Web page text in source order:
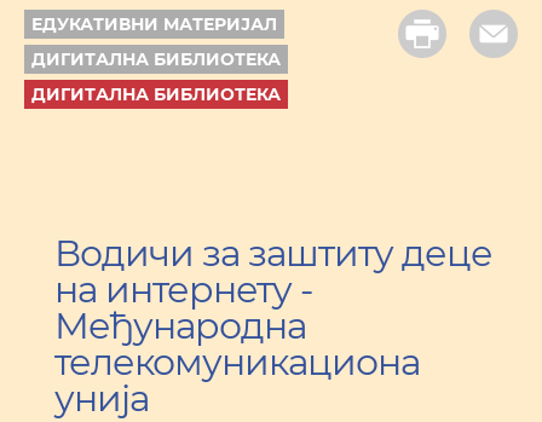
ЕДУКАТИВНИ МАТЕРИЈАЛ
ДИГИТАЛНА БИБЛИОТЕКА
ДИГИТАЛНА БИБЛИОТЕКА
Водичи за заштиту деце
на интернету -
Међународна
телекомуникациона
унија